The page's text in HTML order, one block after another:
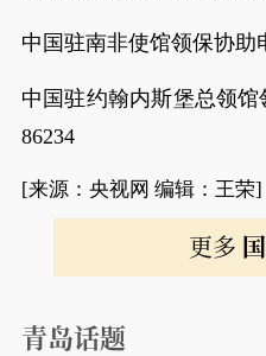
中国驻南非使馆领保协助
中国驻约翰内斯堡总领馆
86234
[来源：央视网 编辑：王荣]
更多
青岛话题